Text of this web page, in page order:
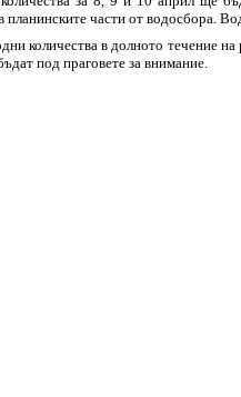
части от водосбора.
количества в долното течение
под праговете за внимание.